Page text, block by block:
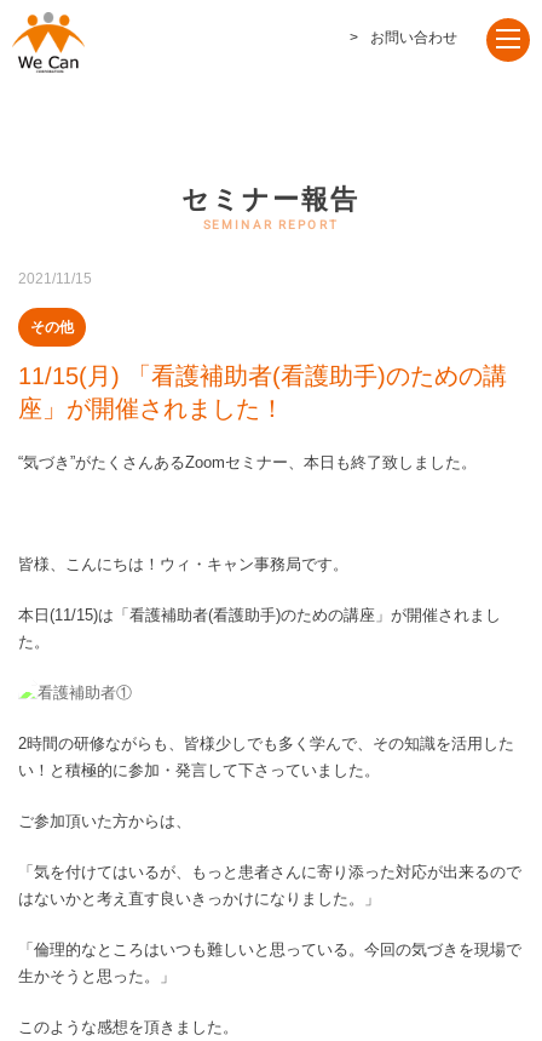
お問い合わせ
セミナー報告
2021/11/15
その他
11/15(月) 「看護補助者(看護助手)のための講
座」が開催されました！
“気づき”がたくさんあるZoomセミナー、本日も終了致しました。
皆様、こんにちは！ウィ・キャン事務局です。
本日(11/15)は「看護補助者(看護助手)のための講座」が開催されまし
た。
2時間の研修ながらも、皆様少しでも多く学んで、その知識を活用した
い！と積極的に参加・発言して下さっていました。
ご参加頂いた方からは、
「気を付けてはいるが、もっと患者さんに寄り添った対応が出来るので
はないかと考え直す良いきっかけになりました。」
「倫理的なところはいつも難しいと思っている。今回の気づきを現場で
生かそうと思った。」
このような感想を頂きました。